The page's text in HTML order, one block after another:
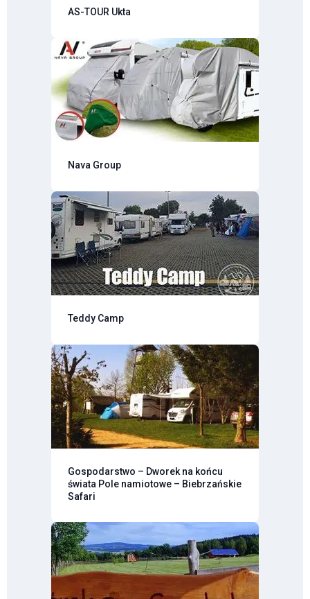
AS-TOUR Ukta
Nava Group
Teddy Camp
Gospodarstwo – Dworek na końcu
świata Pole namiotowe – Biebrzańskie
Safari